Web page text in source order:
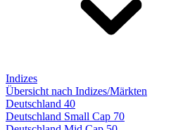
Indizes
Übersicht nach Indizes/Märkten
Deutschland 40
Deutschland Small Cap 70